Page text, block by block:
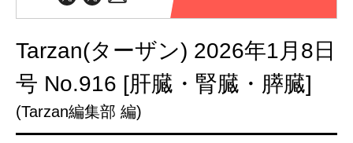
Tarzan(ターザン) 2026年1月8日
号 No.916 [肝臓・腎臓・膵臓]
(Tarzan編集部 編)